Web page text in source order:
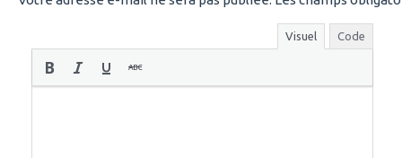
Visuel Code